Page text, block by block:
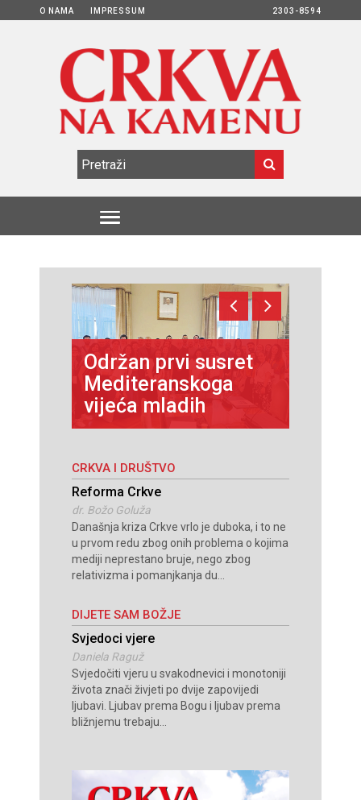
O NAMA IMPRESSUM 2303-8594
Održan prvi susret
Mediteranskoga
vijeća mladih
CRKVA I DRUŠTVO
Reforma Crkve
dr. Božo Goluža
Današnja kriza Crkve vrlo je duboka, i to ne
u prvom redu zbog onih problema o kojima
mediji neprestano bruje, nego zbog
relativizma i pomanjkanja du...
DIJETE SAM BOŽJE
Svjedoci vjere
Daniela Raguž
Svjedočiti vjeru u svakodnevici i monotoniji
života znači živjeti po dvije zapovijedi
ljubavi. Ljubav prema Bogu i ljubav prema
bližnjemu trebaju...